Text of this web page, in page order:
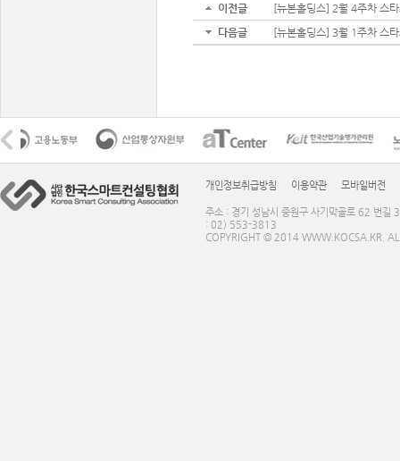
이전글
[뉴본홀딩스] 2월 4주차 스
다음글
[뉴본홀딩스] 3월 1주차 스
개인정보취급방침 이용약관 모바일버전
주소 : 경기 성남시 중원구 사기막골로 62 번
: 02) 553-3813
COPYRIGHT © 2014 WWW.KOCSA.KR.